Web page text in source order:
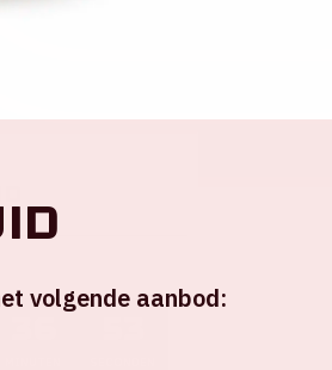
volgende aanbod: